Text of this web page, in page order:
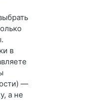
в
—
а не